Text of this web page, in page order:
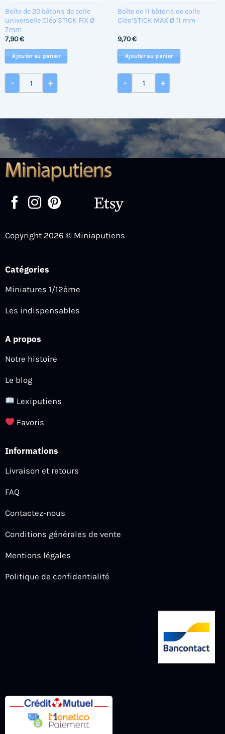
Boîte de 20 bâtons de colle
universelle Cléo’STICK FIX Ø
7mm
7,90€
Ajouter au panier
-
quantité de Boîte de 20 bâtons de colle universelle
+
Boîte de 11 bâtons de colle
Cléo’STICK MAX Ø 11 mm
9,70€
Ajouter au panier
-
quantité de Boîte de 11
+
250 gr
Copyright 2026 © Miniaputiens
Catégories
Miniatures 1/12ème
Les indispensables
A propos
Notre histoire
Le blog
Lexiputiens
Favoris
Informations
Livraison et retours
FAQ
Contactez-nous
Conditions générales de vente
Mentions légales
Politique de confidentialité